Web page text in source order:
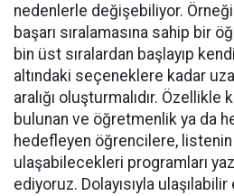
nedenlerle değişebiliyor.
başarı sıralamasına sahip bir
bin üst sıralardan başlayıp
altındaki seçeneklere kadar
aralığı oluşturmalıdır. Özellikle
bulunan ve öğretmenlik ya da
hedefleyen öğrencilere, listenin
ulaşabilecekleri programları
ediyoruz. Dolayısıyla